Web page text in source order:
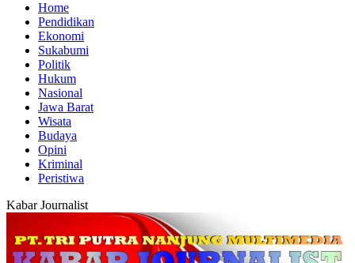
Home
Pendidikan
Ekonomi
Sukabumi
Politik
Hukum
Nasional
Jawa Barat
Wisata
Budaya
Opini
Kriminal
Peristiwa
Kabar Journalist